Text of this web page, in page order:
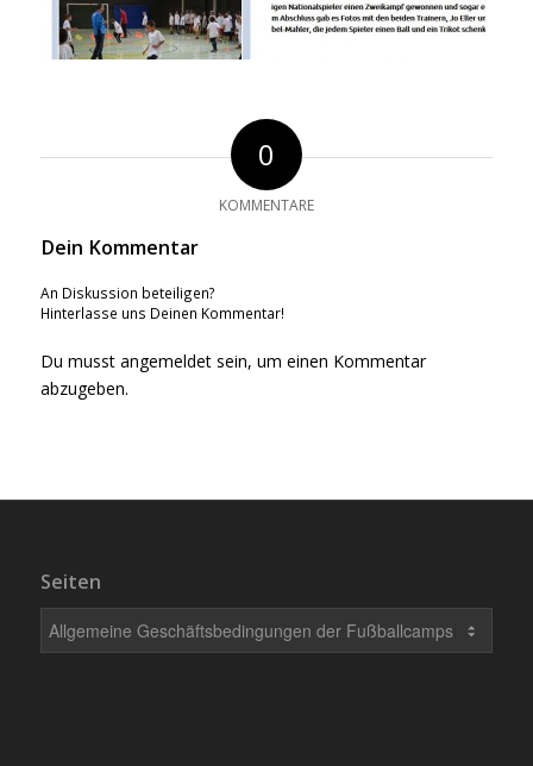
0
KOMMENTARE
Dein Kommentar
An Diskussion beteiligen?
Hinterlasse uns Deinen Kommentar!
Du musst angemeldetsein, um einen Kommentar
abzugeben.
Seiten